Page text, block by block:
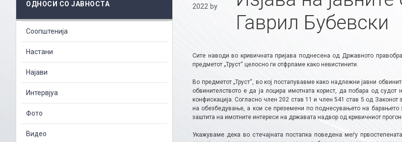
Гаврил Бубевски
2022 by
Сите наводи во кривичната пријава поднесена од Државното
предметот „Труст“ целосно ги отфрламе како невистинити.
Во предметот „Труст“, во кој постапувавме како надлежни јавни
обвинителството е да ја лоцира имотната корист, да побара од
конфискација. Согласно член 202 став 11 и член 541 став 5 од Законот
на обезбедување, а кои се преземени по поднесувањето на барањето
заштита на имотните интереси на државата надвор од кривичниот
Укажуваме дека во стечајната постапка поведена меѓу
ОДНОСИ СО ЈАВНОСТА
Соопштенија
Настани
Најави
Интервјуа
Фото
Видео